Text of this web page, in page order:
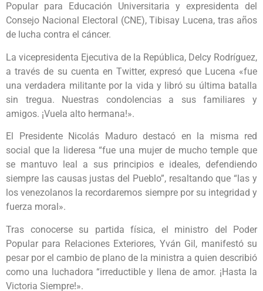
Popular para Educación Universitaria y expresidenta del
Consejo Nacional Electoral (CNE), Tibisay Lucena, tras años
de lucha contra el cáncer.
La vicepresidenta Ejecutiva de la República, Delcy Rodríguez,
a través de su cuenta en Twitter, expresó que Lucena «fue
una verdadera militante por la vida y libró su última batalla
sin tregua. Nuestras condolencias a sus familiares y
amigos. ¡Vuela alto hermana!».
El Presidente Nicolás Maduro destacó en la misma red
social que la lideresa “fue una mujer de mucho temple que
se mantuvo leal a sus principios e ideales, defendiendo
siempre las causas justas del Pueblo”, resaltando que “las y
los venezolanos la recordaremos siempre por su integridad y
fuerza moral».
Tras conocerse su partida física, el ministro del Poder
Popular para Relaciones Exteriores, Yván Gil, manifestó su
pesar por el cambio de plano de la ministra a quien describió
como una luchadora “irreductible y llena de amor. ¡Hasta la
Victoria Siempre!».